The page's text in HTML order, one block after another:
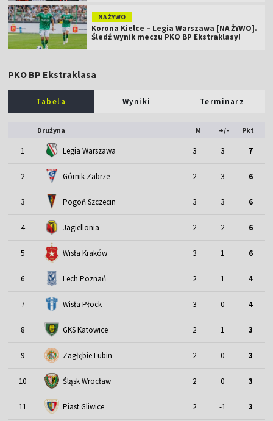
NA ŻYWO
Korona Kielce – Legia Warszawa [NA ŻYWO].
Śledź wynik meczu PKO BP Ekstraklasy!
PKO BP Ekstraklasa
Tabela Wyniki Terminarz
Drużyna M +/- Pkt
1 Legia Warszawa 3 3 7
2 Górnik Zabrze 2 3 6
3 Pogoń Szczecin 3 3 6
4 Jagiellonia 2 2 6
5 Wisła Kraków 3 1 6
6 Lech Poznań 2 1 4
7 Wisła Płock 3 0 4
8 GKS Katowice 2 1 3
9 Zagłębie Lubin 2 0 3
10 Śląsk Wrocław 2 0 3
11 Piast Gliwice 2 -1 3